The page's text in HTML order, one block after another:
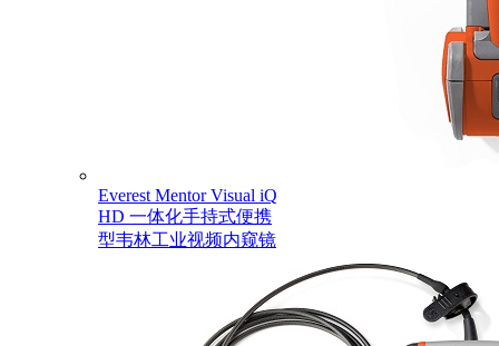
Everest Mentor Visual iQ
HD 一体化手持式便携
型韦林工业视频内窥镜